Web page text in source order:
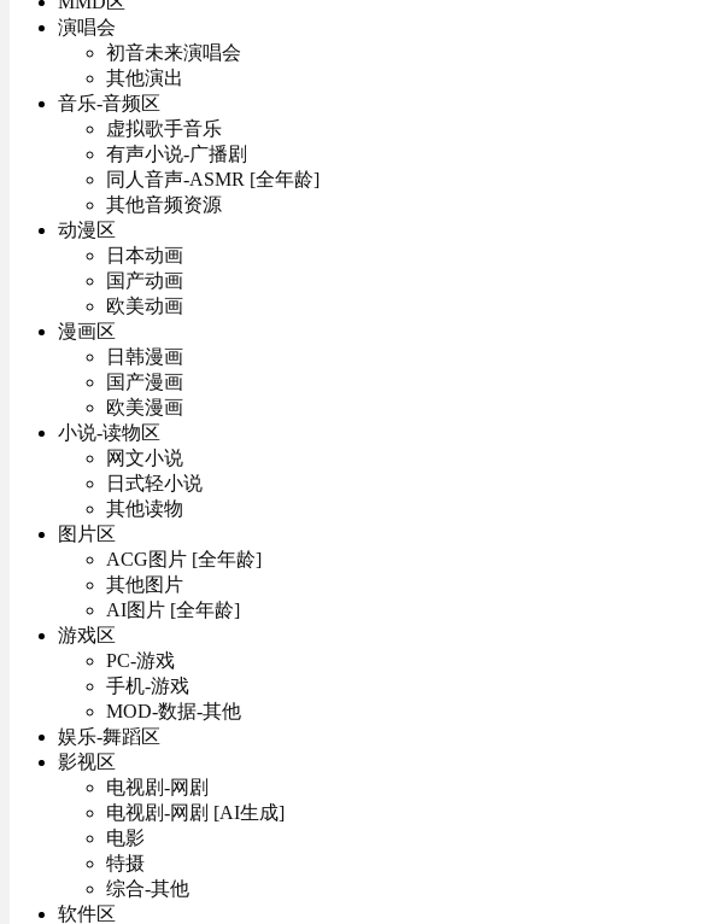
演唱会
初音未来演唱会
其他演出
音乐-音频区
虚拟歌手音乐
有声小说-广播剧
同人音声-ASMR [全年龄]
其他音频资源
动漫区
日本动画
国产动画
欧美动画
漫画区
日韩漫画
国产漫画
欧美漫画
小说-读物区
网文小说
日式轻小说
其他读物
图片区
ACG图片 [全年龄]
其他图片
AI图片 [全年龄]
游戏区
PC-游戏
手机-游戏
MOD-数据-其他
娱乐-舞蹈区
影视区
电视剧-网剧
电视剧-网剧 [AI生成]
电影
特摄
综合-其他
软件区